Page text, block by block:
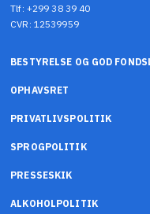
Tlf: +299 38 39 40
CVR: 12539959
BESTYRELSE OG GOD
OPHAVSRET
PRIVATLIVSPOLITIK
SPROGPOLITIK
PRESSESKIK
ALKOHOLPOLITIK